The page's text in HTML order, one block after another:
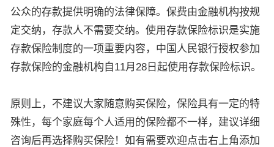
公众的存款提供明确的法律保障。保费由金融机构按规
定交纳，存款人不需要交纳。使用存款保险标识是实施
存款保险制度的一项重要内容，中国人民银行授权参加
存款保险的金融机构自11月28日起使用存款保险标识。
原则上，不建议大家随意购买保险，保险具有一定的特
殊性，每个家庭每个人适用的保险都不一样，建议详细
咨询后再选择购买保险！如有需要欢迎点击右上角添加